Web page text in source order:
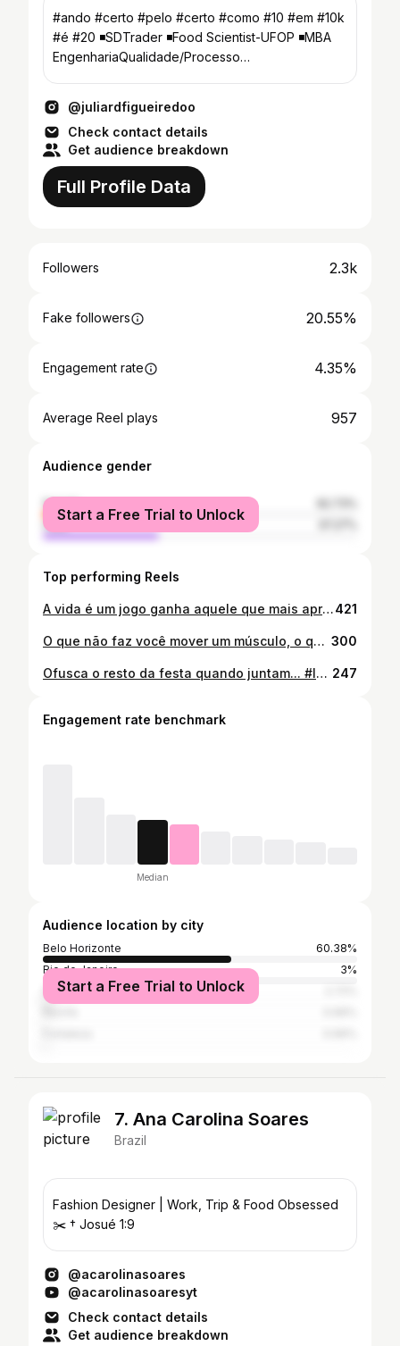
#ando #certo #pelo #certo #como #10 #em #10k
#é #20 ◾SDTrader ◾Food Scientist-UFOP ◾MBA
EngenhariaQualidade/Processo
@juliardfigueiredoo
Check contact details
Get audience breakdown
Full Profile Data
Followers 2.3k
Fake followers 20.55%
Engagement rate 4.35%
Average Reel plays 957
Audience gender
female
male
Start a Free Trial to Unlock
Top performing Reels
A vida é um jogo ganha aquele que mais aproveita... Se limite e vc não passará de fase. 😉🙌🌏🍸 #instagram #goodvibes #barman #nikes #deusnocomando #drinking #johnnydepp #minasgerais #enviamosparatodobrasil #teamshape #love #coquetel #nightlife #goodnight #gamerguy #startup #empreendedorismo #meme #music #vive #sunset #detroit #ifoodbrasil #events #usa #words421
O que não faz você mover um músculo, o que não faz você estremecer, suar, desatinar, não merece fazer parte da sua biografia @modelsdot #beach #praia #belmondcopacabanapalace #live #sunset #gymnastics #fotoğraf #instagood #love #postre #adidas #newbalance @nike #nike #autoestima 300
Ofusca o resto da festa quando juntam... #love #instagram #lindas #piscinhaamor #beer #samba #carnamanda ##summer #gatasdoinstagram #instagood #photography #festa #music #mckekel #toguro #infinity #golook#encontrosereencontros 247
Engagement rate benchmark
Median
Audience location by city
Belo Horizonte
60.38%
Rio de Janeiro
3%
São Paulo
Start a Free Trial to Unlock
7. Ana Carolina Soares
Brazil
Fashion Designer | Work, Trip & Food Obsessed
✂️ † Josué 1:9
@acarolinasoares
@acarolinasoaresyt
Check contact details
Get audience breakdown